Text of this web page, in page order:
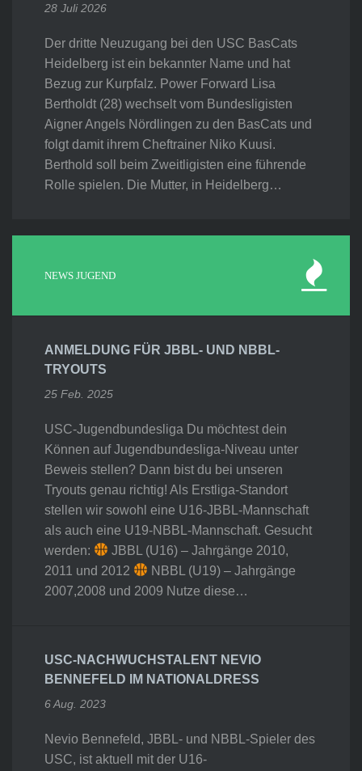
28 Juli 2026
Der dritte Neuzugang bei den USC BasCats
Heidelberg ist ein bekannter Name und hat
Bezug zur Kurpfalz. Power Forward Lisa
Bertholdt (28) wechselt vom Bundesligisten
Aigner Angels Nördlingen zu den BasCats und
folgt damit ihrem Cheftrainer Niko Kuusi.
Berthold soll beim Zweitligisten eine führende
Rolle spielen. Die Mutter, in Heidelberg…
NEWS JUGEND
ANMELDUNG FÜR JBBL- UND NBBL-
TRYOUTS
25 Feb. 2025
USC-Jugendbundesliga Du möchtest dein
Können auf Jugendbundesliga-Niveau unter
Beweis stellen? Dann bist du bei unseren
Tryouts genau richtig! Als Erstliga-Standort
stellen wir sowohl eine U16-JBBL-Mannschaft
als auch eine U19-NBBL-Mannschaft. Gesucht
werden:
JBBL (U16) – Jahrgänge 2010,
2011 und 2012
NBBL (U19) – Jahrgänge
2007,2008 und 2009 Nutze diese…
USC-NACHWUCHSTALENT NEVIO
BENNEFELD IM NATIONALDRESS
6 Aug. 2023
Nevio Bennefeld, JBBL- und NBBL-Spieler des
USC, ist aktuell mit der U16-